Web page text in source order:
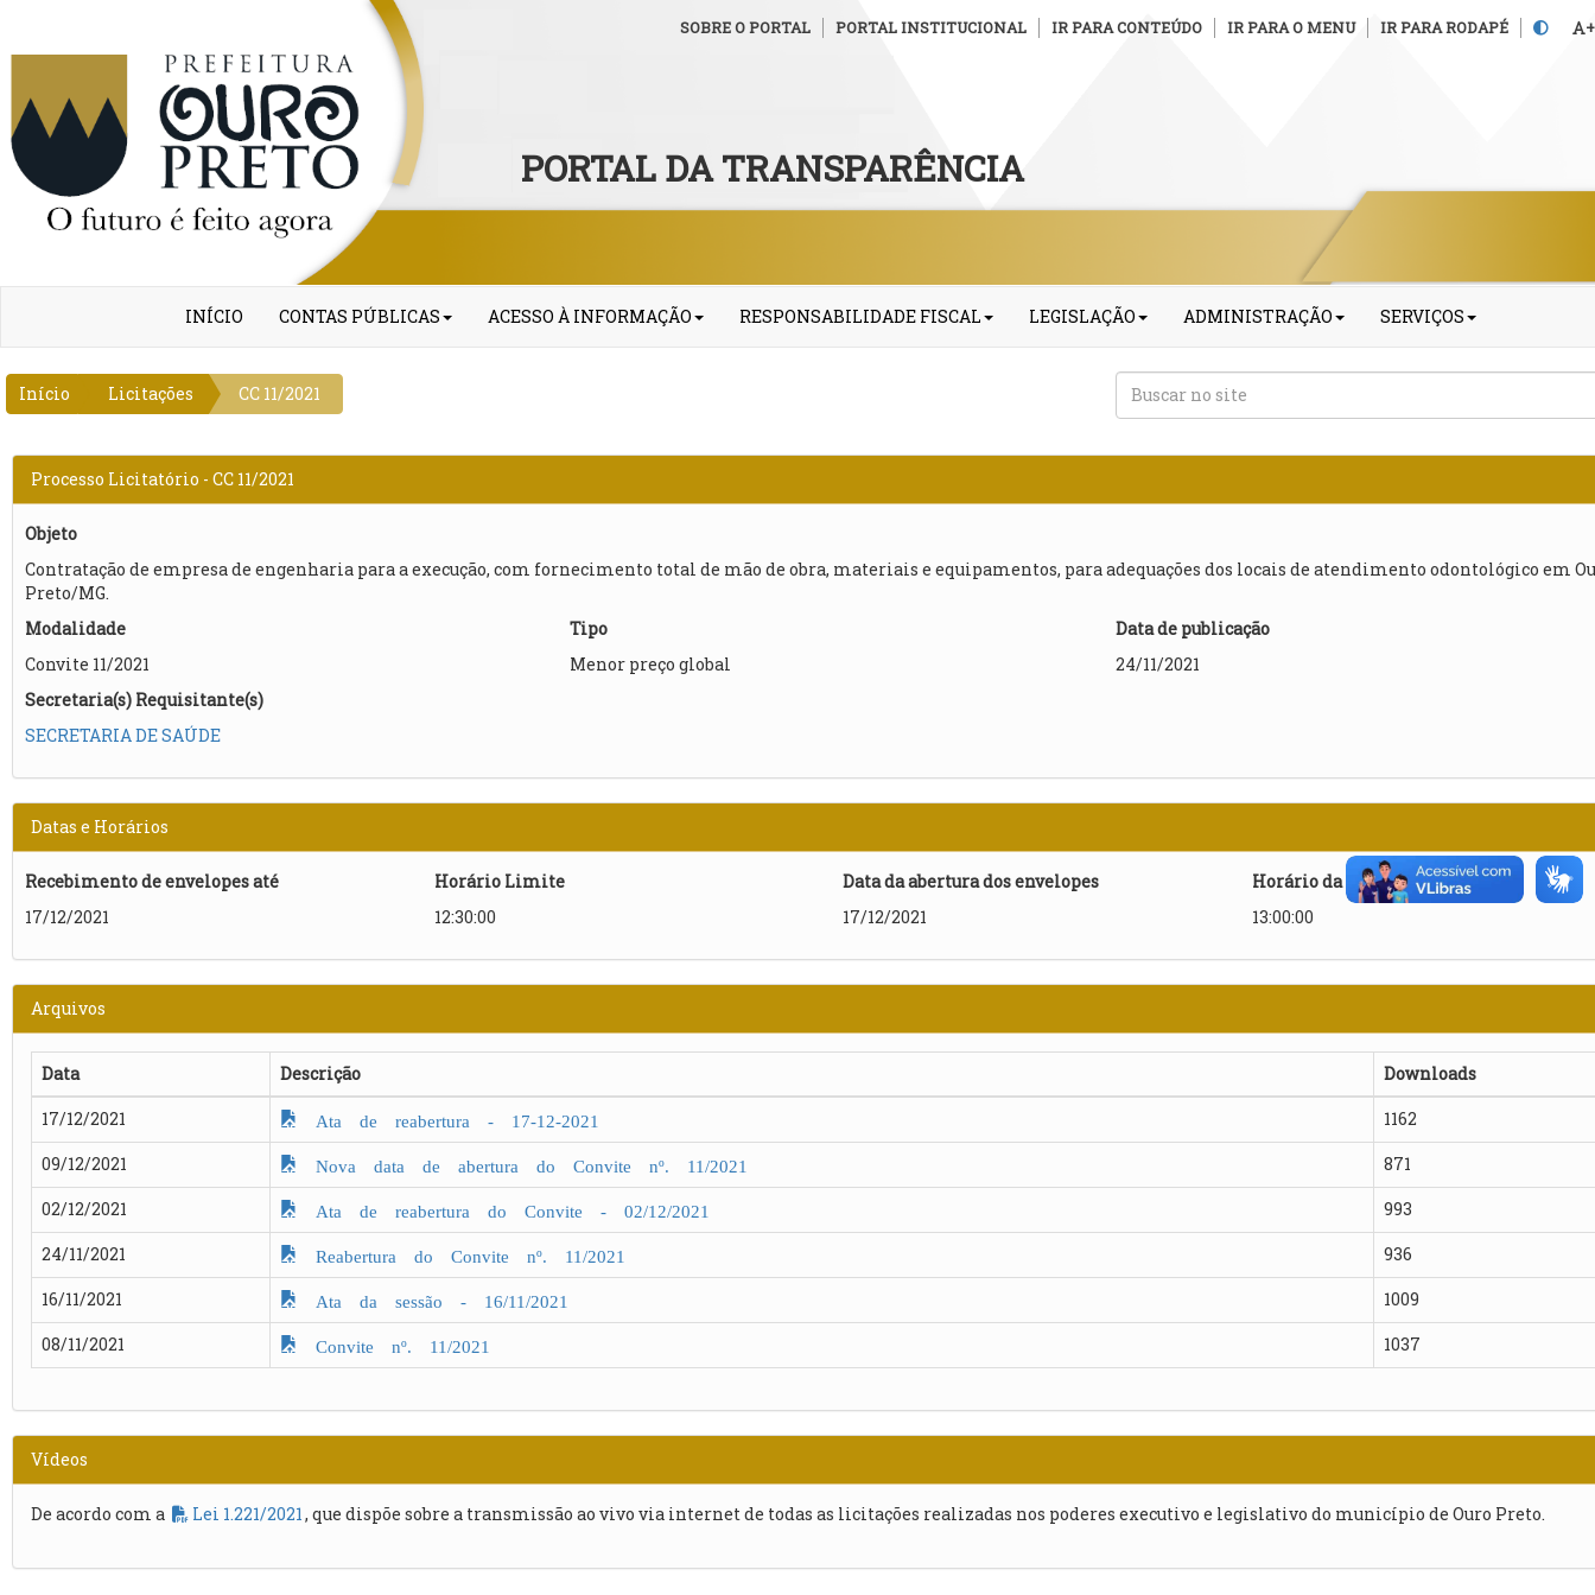
SOBRE O PORTAL PORTAL INSTITUCIONAL IR PARA CONTEÚDO IR PARA O MENU IR PARA RODAPÉ +
PORTAL DA TRANSPARÊNCIA
INÍCIO CONTAS PÚBLICAS ACESSO À INFORMAÇÃO RESPONSABILIDADE FISCAL LEGISLAÇÃO ADMINISTRAÇÃO SERVIÇOS
Início Licitações CC 11/2021
Processo Licitatório - CC 11/2021
Objeto
Contratação de empresa de engenharia para a execução, com fornecimento total de mão de obra, materiais e equipamentos, para adequações dos locais de atendimento odontológico em
Preto/MG.
Modalidade
Convite 11/2021
Tipo
Menor preço global
Data de publicação
24/11/2021
Secretaria(s) Requisitante(s)
SECRETARIA DE SAÚDE
Datas e Horários
Recebimento de envelopes até
17/12/2021
Horário Limite
12:30:00
Data da abertura dos envelopes
17/12/2021
Horário da abertura
13:00:00
Arquivos
Data Descrição
Downloads
17/12/2021
Ata de reabertura - 17-12-2021
1162
09/12/2021
Nova data de abertura do Convite nº. 11/2021
871
02/12/2021
Ata de reabertura do Convite - 02/12/2021
993
24/11/2021
Reabertura do Convite nº. 11/2021
936
16/11/2021
Ata da sessão - 16/11/2021
1009
08/11/2021
Convite nº. 11/2021 1037
Vídeos
De acordo com a Lei 1.221/2021 , que dispõe sobre a transmissão ao vivo via internet de todas as licitações realizadas nos poderes executivo e legislativo do município de Ouro Preto.